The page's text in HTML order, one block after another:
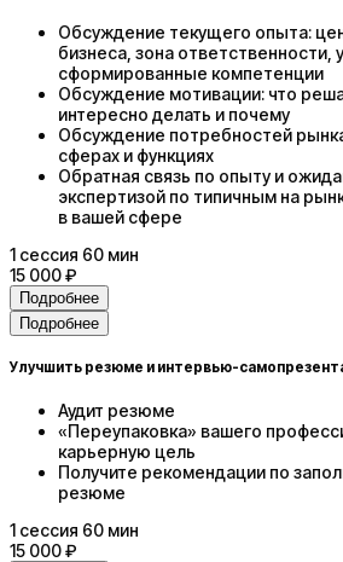
Обсуждение текущего опыта:
бизнеса, зона ответственности,
сформированные компетенции
Обсуждение мотивации: что
интересно делать и почему
Обсуждение потребностей
сферах и функциях
Обратная связь по опыту и
экспертизой по типичным на
в вашей сфере
1 сессия 60 мин
15 000 ₽
Подробнее
Подробнее
Улучшить резюме и интервью-
Аудит резюме
«Переупаковка» вашего
карьерную цель
Получите рекомендации по
резюме
1 сессия 60 мин
15 000 ₽